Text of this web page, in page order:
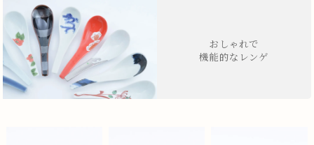
おしゃれで
機能的なレンゲ